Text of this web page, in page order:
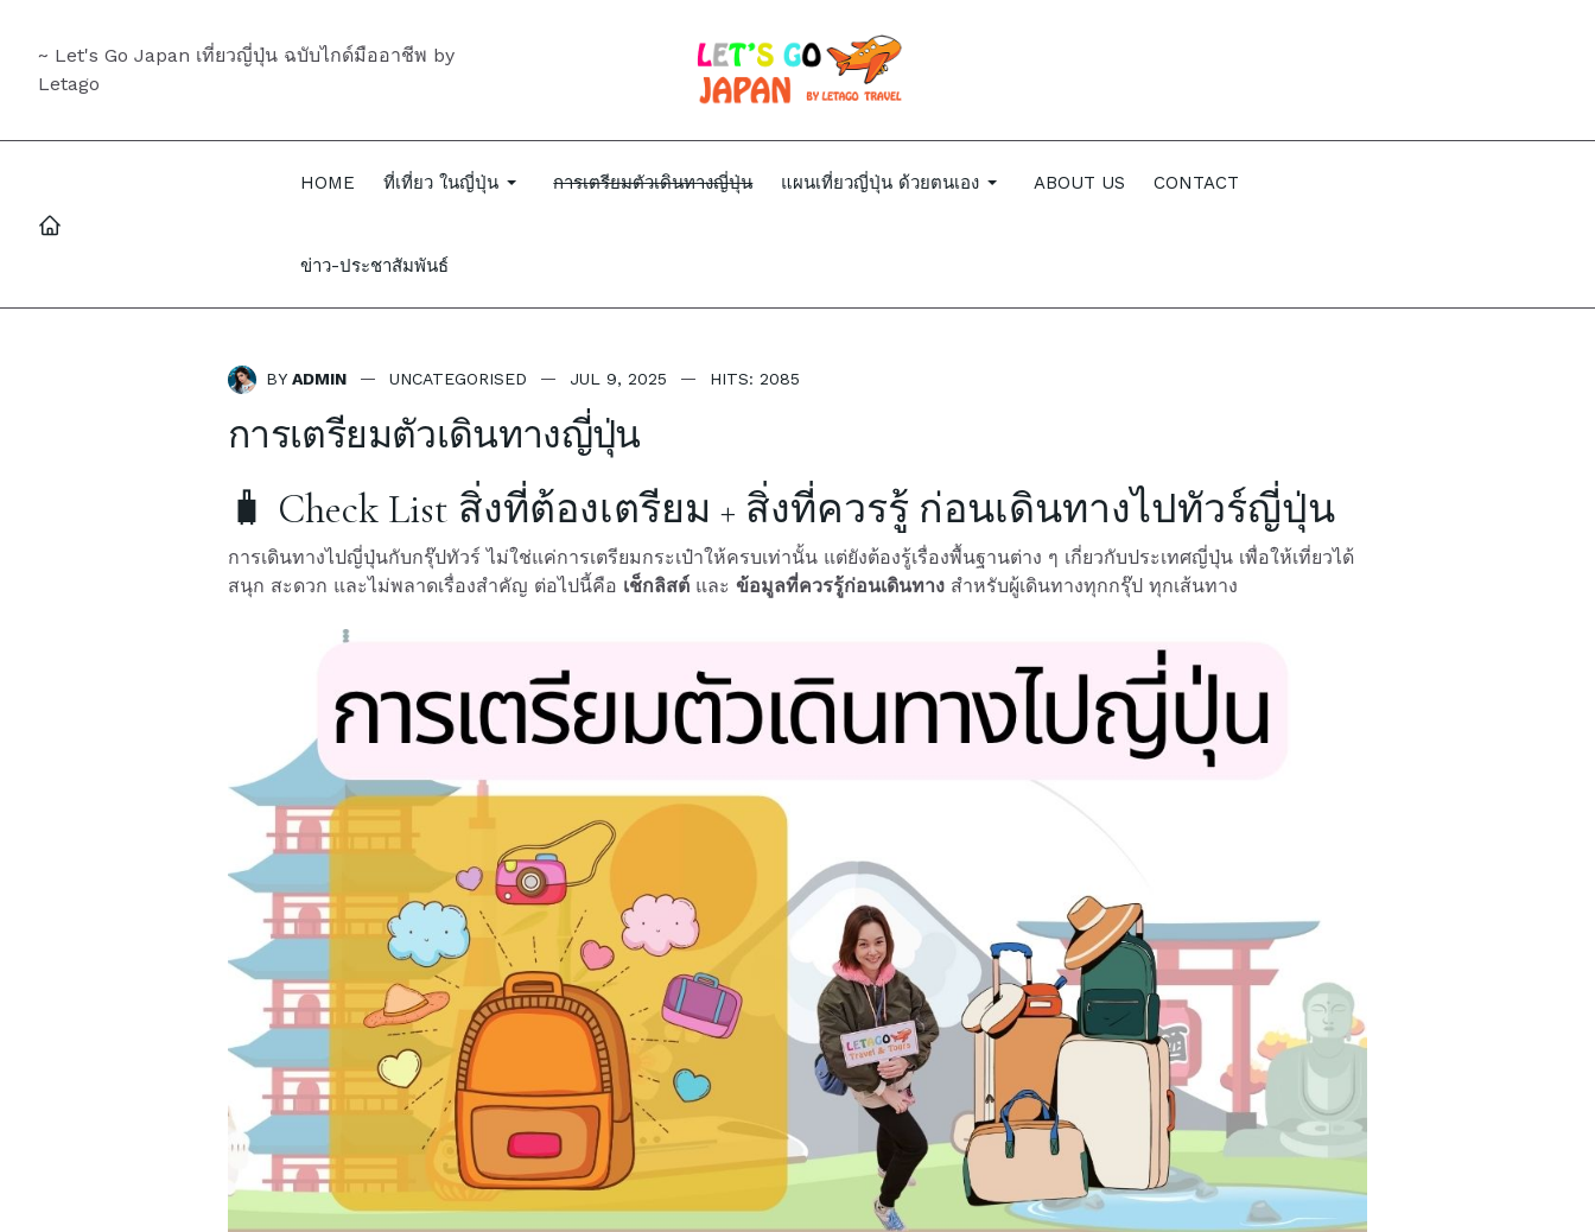
~ Let's Go Japan เที่ยวญี่ปุ่น ฉบับไกด์มืออาชีพ by
Letago
HOME ที่เที่ยว ในญี่ปุ่น การเตรียมตัวเดินทางญี่ปุ่น แผนเที่ยวญี่ปุ่น ด้วยตนเอง ABOUT US CONTACT
ข่าว-ประชาสัมพันธ์
BY ADMIN UNCATEGORISED JUL 9, 2025 HITS: 2085
การเตรียมตัวเดินทางญี่ปุ่น
🧳 Check List สิ่งที่ต้องเตรียม + สิ่งที่ควรรู้ ก่อนเดินทางไปทัวร์ญี่ปุ่น
การเดินทางไปญี่ปุ่นกับกรุ๊ปทัวร์ ไม่ใช่แค่การเตรียมกระเป๋าให้ครบเท่านั้น แต่ยังต้องรู้เรื่องพื้นฐานต่าง ๆ เกี่ยวกับประเทศญี่ปุ่น เพื่อให้เที่ยวได้
สนุก สะดวก และไม่พลาดเรื่องสำคัญ ต่อไปนี้คือ เช็กลิสต์ และ ข้อมูลที่ควรรู้ก่อนเดินทาง สำหรับผู้เดินทางทุกกรุ๊ป ทุกเส้นทาง